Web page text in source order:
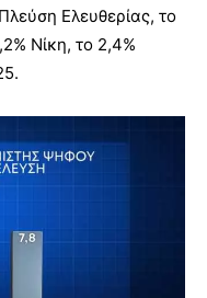
Ελευθερίας, το
Νίκη, το 2,4%